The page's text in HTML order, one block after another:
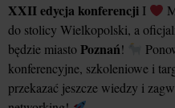
XXII edycja konferencji I
do stolicy Wielkopolski, a
będzie miasto Poznań!
konferencyjne, szkoleniowe i
przekazać jeszcze wiedzy i